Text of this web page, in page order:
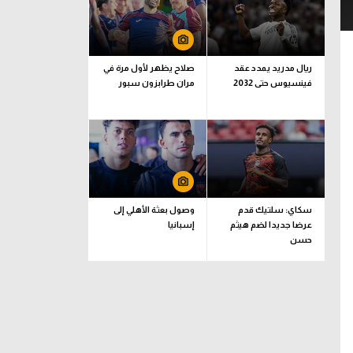
ريال مدريد يمدد عقد
فينسيوس حتى 2032
صلاح يظهر لأول مرة في
مران طرابزون سبور
سكاي: سلتيك قدم
عرضا جديدا لضم هيثم
حسن
وصول بعثة الأهلي إلى
إسبانيا